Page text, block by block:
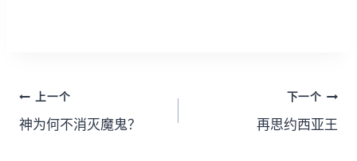
文
章
上一个
神为何不消灭魔鬼？
下一个
再思约西亚王